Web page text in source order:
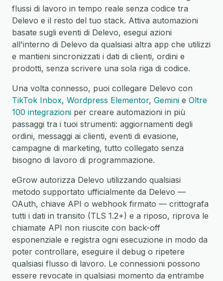
flussi di lavoro in tempo reale senza codice tra
Delevo e il resto del tuo stack. Attiva automazioni
basate sugli eventi di Delevo, esegui azioni
all'interno di Delevo da qualsiasi altra app che utilizzi
e mantieni sincronizzati i dati di clienti, ordini e
prodotti, senza scrivere una sola riga di codice.
Una volta connesso, puoi collegare Delevo con
TikTok Inbox, Wordpress Elementor, Gemini e Oltre
100 integrazioni per creare automazioni in più
passaggi tra i tuoi strumenti: aggiornamenti degli
ordini, messaggi ai clienti, eventi di evasione,
campagne di marketing, tutto collegato senza
bisogno di lavoro di programmazione.
eGrow autorizza Delevo utilizzando qualsiasi
metodo supportato ufficialmente da Delevo —
OAuth, chiave API o webhook firmato — crittografa
tutti i dati in transito (TLS 1.2+) e a riposo, riprova le
chiamate API non riuscite con back-off
esponenziale e registra ogni esecuzione in modo da
poter controllare, eseguire il debug o ripetere
qualsiasi flusso di lavoro. Le connessioni possono
essere revocate in qualsiasi momento da entrambe